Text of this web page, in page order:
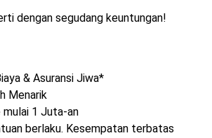
dengan segudang keuntungan!
& Asuransi Jiwa*
Menarik
mulai 1 Juta-an
berlaku. Kesempatan terbatas